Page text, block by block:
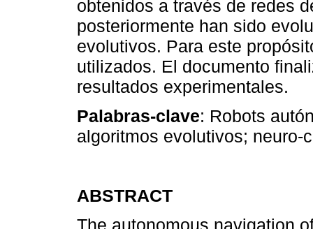
obtenidos a través de redes
posteriormente han sido
evolutivos. Para este
utilizados. El documento
resultados experimentales.
Palabras-clave: Robots
algoritmos evolutivos; neuro-
ABSTRACT
The autonomous navigation